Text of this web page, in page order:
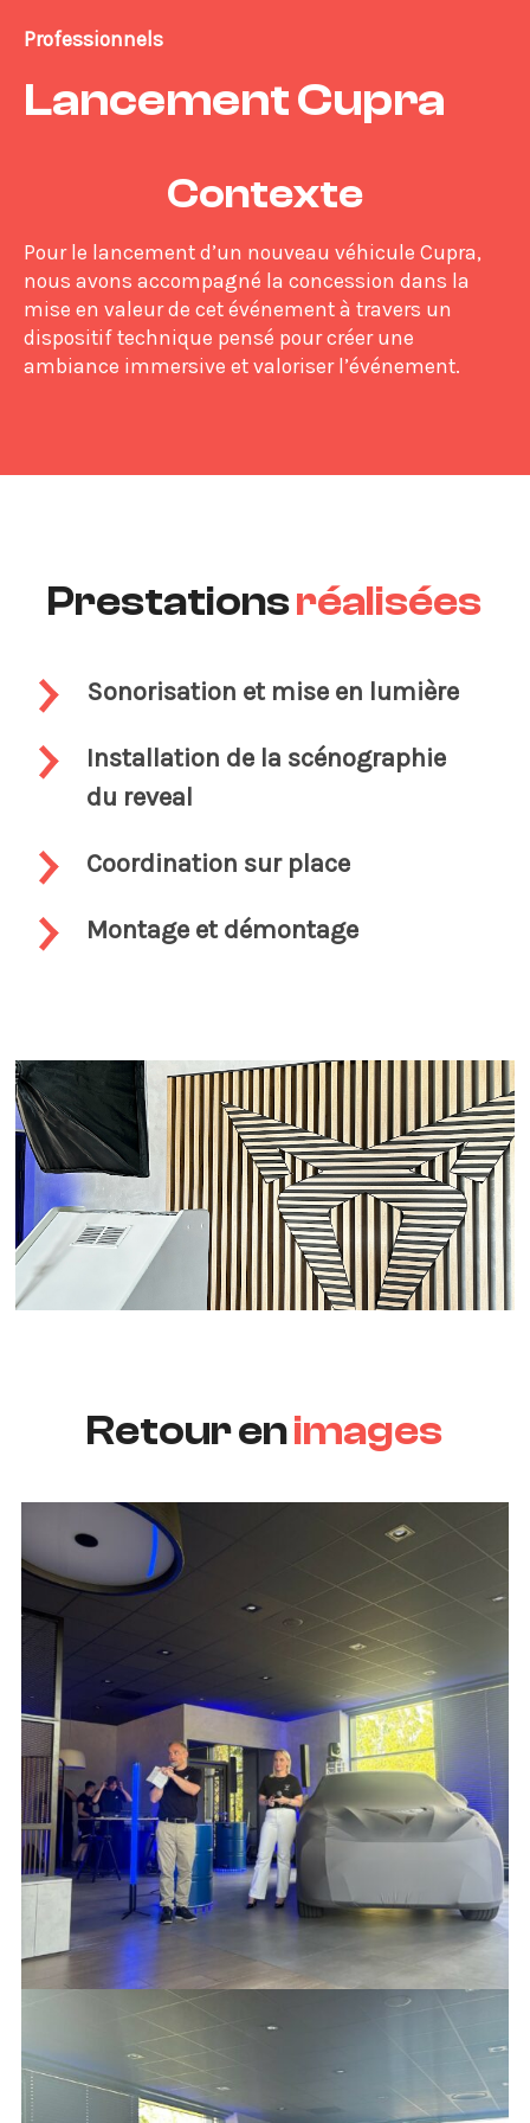
Professionnels
Lancement Cupra
Contexte
Pour le lancement d’un nouveau véhicule Cupra,
nous avons accompagné la concession dans la
mise en valeur de cet événement à travers un
dispositif technique pensé pour créer une
ambiance immersive et valoriser l’événement.
Prestationsréalisées
Sonorisation et mise en lumière
Installation de la scénographie
du reveal
Coordination sur place
Montage et démontage
Retour enimages